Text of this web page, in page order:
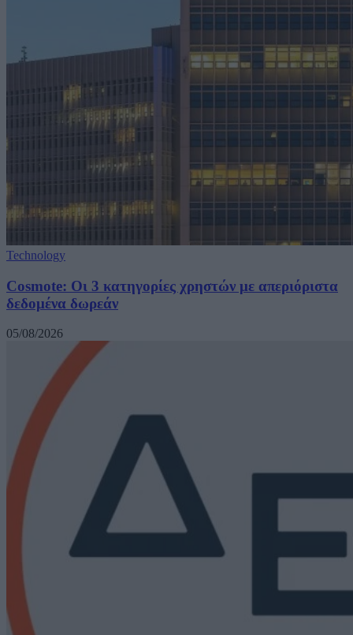
Technology
Cosmote: Οι 3 κατηγορίες χρηστών με απεριόριστα
δεδομένα δωρεάν
05/08/2026